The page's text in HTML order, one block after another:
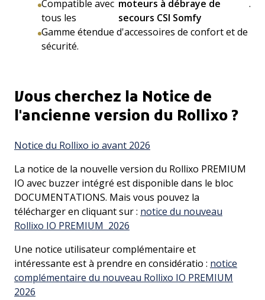
Compatible avec
tous les
moteurs à débraye de
secours CSI Somfy
.
Gamme étendue d'accessoires de confort et de
sécurité.
Vous cherchez la Notice de
l'ancienne version du Rollixo ?
Notice du Rollixo io avant 2026
La notice de la nouvelle version du Rollixo PREMIUM
IO avec buzzer intégré est disponible dans le bloc
DOCUMENTATIONS. Mais vous pouvez la
télécharger en cliquant sur : notice du nouveau
Rollixo IO PREMIUM 2026
Une notice utilisateur complémentaire et
intéressante est à prendre en considératio : notice
complémentaire du nouveau Rollixo IO PREMIUM
2026